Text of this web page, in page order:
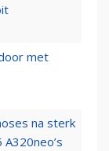
met
na sterk